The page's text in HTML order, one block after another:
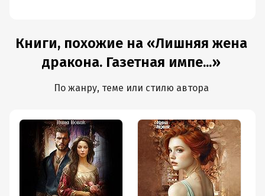
Книги, похожие на «Лишняя жена
дракона. Газетная импе...»
По жанру, теме или стилю автора